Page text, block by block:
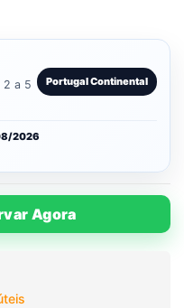
2 a 5
Portugal Continental
2026
Agora